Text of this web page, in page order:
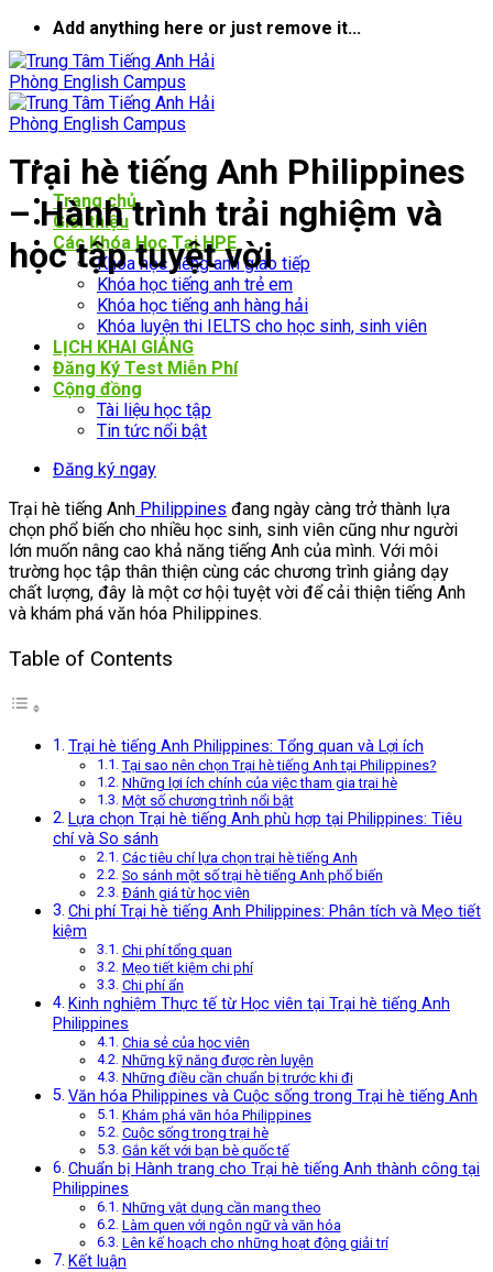
qua
nội
dung
Add anything here or just remove it...
Trang chủ
Giới thiệu
Các Khóa Học Tại HPE
Khóa học tiếng anh giao tiếp
Khóa học tiếng anh trẻ em
Khóa học tiếng anh hàng hải
Khóa luyện thi IELTS cho học sinh, sinh viên
LỊCH KHAI GIẢNG
Đăng Ký Test Miễn Phí
Cộng đồng
Tài liệu học tập
Tin tức nổi bật
Đăng ký ngay
Trại hè tiếng Anh Philippines
– Hành trình trải nghiệm và
học tập tuyệt vời
Trại hè tiếng Anh Philippines đang ngày càng trở thành lựa
chọn phổ biến cho nhiều học sinh, sinh viên cũng như người
lớn muốn nâng cao khả năng tiếng Anh của mình. Với môi
trường học tập thân thiện cùng các chương trình giảng dạy
chất lượng, đây là một cơ hội tuyệt vời để cải thiện tiếng Anh
và khám phá văn hóa Philippines.
Table of Contents
Trại hè tiếng Anh Philippines: Tổng quan và Lợi ích
Tại sao nên chọn Trại hè tiếng Anh tại Philippines?
Những lợi ích chính của việc tham gia trại hè
Một số chương trình nổi bật
Lựa chọn Trại hè tiếng Anh phù hợp tại Philippines: Tiêu
chí và So sánh
Các tiêu chí lựa chọn trại hè tiếng Anh
So sánh một số trại hè tiếng Anh phổ biến
Đánh giá từ học viên
Chi phí Trại hè tiếng Anh Philippines: Phân tích và Mẹo tiết
kiệm
Chi phí tổng quan
Mẹo tiết kiệm chi phí
Chi phí ẩn
Kinh nghiệm Thực tế từ Học viên tại Trại hè tiếng Anh
Philippines
Chia sẻ của học viên
Những kỹ năng được rèn luyện
Những điều cần chuẩn bị trước khi đi
Văn hóa Philippines và Cuộc sống trong Trại hè tiếng Anh
Khám phá văn hóa Philippines
Cuộc sống trong trại hè
Gắn kết với bạn bè quốc tế
Chuẩn bị Hành trang cho Trại hè tiếng Anh thành công tại
Philippines
Những vật dụng cần mang theo
Làm quen với ngôn ngữ và văn hóa
Lên kế hoạch cho những hoạt động giải trí
Kết luận